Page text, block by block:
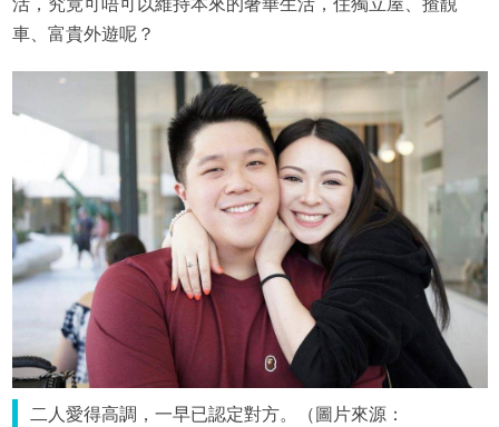
活，究竟可唔可以維持本來的奢華生活，住獨立屋、揸靚
車、富貴外遊呢？
二人愛得高調，一早已認定對方。（圖片來源：